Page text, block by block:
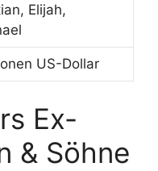
Elijah,
US-Dollar
Ex-
& Söhne